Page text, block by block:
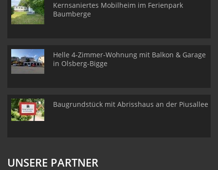
Kernsaniertes Mobilheim im Ferienpark
Baumberge
Helle 4-Zimmer-Wohnung mit Balkon & Garage
in Olsberg-Bigge
Baugrundstück mit Abrisshaus an der Piusallee
UNSERE PARTNER